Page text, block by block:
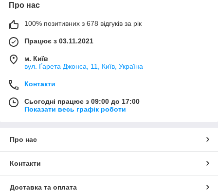
Про нас
100% позитивних з 678 відгуків за рік
Працює з 03.11.2021
м. Київ
вул. Ґарета Джонса, 11, Київ, Україна
Контакти
Сьогодні працює з 09:00 до 17:00
Показати весь графік роботи
Про нас
Контакти
Доставка та оплата